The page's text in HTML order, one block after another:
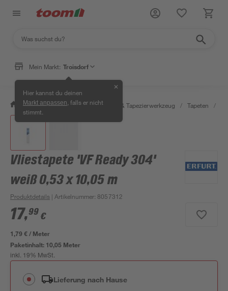
Mein Markt: Troisdorf
Hier kannst du deinen
Markt anpassen , falls er nicht
stimmt.
✕
/ Wohnen & Haushalt / Tapeten & Tapezierwerkzeug / Tapeten /
Vliestapete 'VF Ready 304'
weiß 0,53 x 10,05 m
Produktdetails | Artikelnummer: 8057312
17,99 €
1,79 € / Meter
Paketinhalt: 10,05 Meter
inkl. 19% MwSt.
Lieferung nach Hause